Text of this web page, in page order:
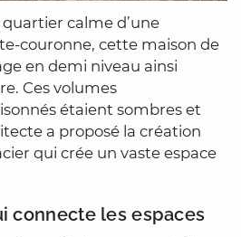
calme d’une
couronne, cette maison de
en demi niveau ainsi
Ces volumes
étaient sombres et
a proposé la création
qui crée un vaste espace
connecte les espaces